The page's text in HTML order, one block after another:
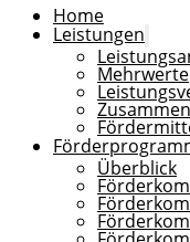
Home
Leistungen
Mehrwerte
Überblick